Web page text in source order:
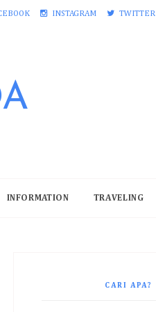
INSTAGRAM TWITTER
INFORMATION TRAVELING
CARI APA?